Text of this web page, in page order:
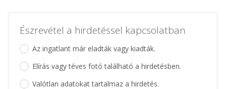
Észrevétel a hirdetéssel kapcsolatban
Az ingatlant már eladták vagy kiadták.
Elírás vagy téves fotó található a hirdetésben.
Valótlan adatokat tartalmaz a hirdetés.